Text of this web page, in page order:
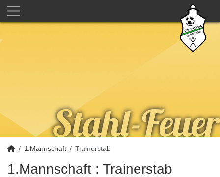
1.Mannschaft Trainerstab
1.Mannschaft : Trainerstab